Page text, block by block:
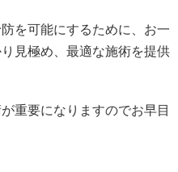
を可能にするために、お一
見極め、最適な施術を提供
重要になりますのでお早目